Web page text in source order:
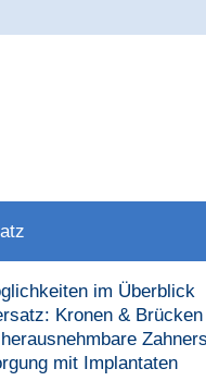
im Überblick
Kronen & Brücken
mit Implantaten